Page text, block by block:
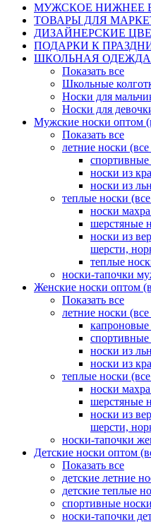
МУЖСКОЕ НИЖНЕЕ
ТОВАРЫ ДЛЯ
ДИЗАЙНЕРСКИЕ
ПОДАРКИ К
ШКОЛЬНАЯ ОДЕЖДА
Показать все
Школьные
Носки для
Носки для
Мужские носки оптом
Показать все
летние носки
спортивные
носки из
носки из
теплые носки
носки
шерстяные
носки из
шерсти,
теплые
носки-тапочки
Женские носки оптом
Показать все
летние носки
капроновые
спортивные
носки из
носки из
теплые носки
носки
шерстяные
носки из
шерсти,
носки-тапочки
Детские носки оптом
Показать все
детские летние
детские теплые
спортивные носки
носки-тапочки